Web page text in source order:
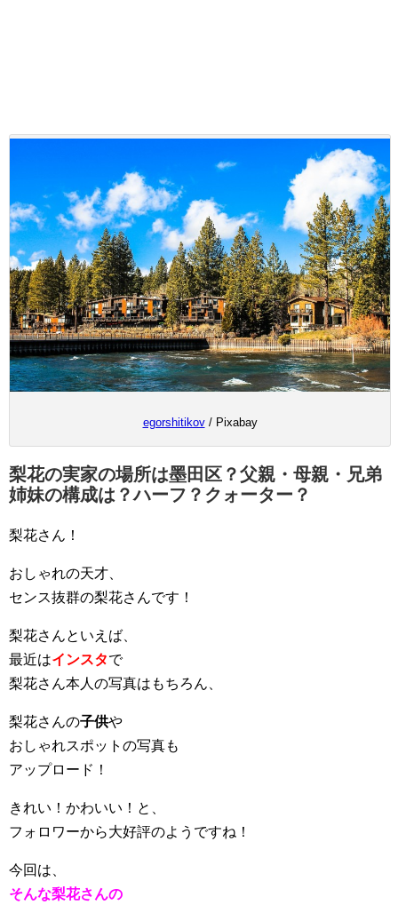
egorshitikov/ Pixabay
梨花の実家の場所は墨田区？父親・母親・兄弟
姉妹の構成は？ハーフ？クォーター？
梨花さん！
おしゃれの天才、
センス抜群の梨花さんです！
梨花さんといえば、
最近はインスタで
梨花さん本人の写真はもちろん、
梨花さんの子供や
おしゃれスポットの写真も
アップロード！
きれい！かわいい！と、
フォロワーから大好評のようですね！
今回は、
そんな梨花さんの